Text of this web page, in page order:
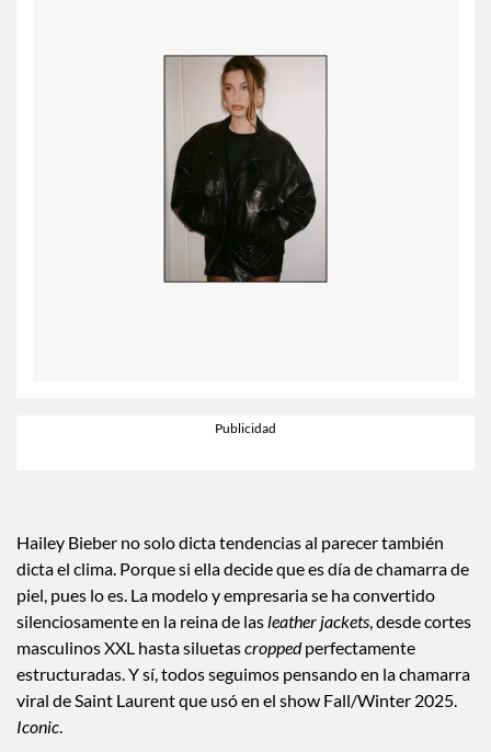
00:00Tiempo transcurrido: 0 segundos 00:38
Hailey Bieber no solo dicta tendencias al parecer también
dicta el clima. Porque si ella decide que es día de chamarra de
piel, pues lo es. La modelo y empresaria se ha convertido
silenciosamente en la reina de lasleather jackets, desde cortes
masculinos XXL hasta siluetas